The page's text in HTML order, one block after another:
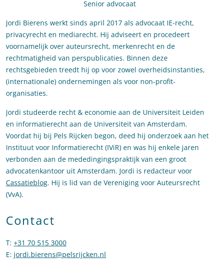
Senior advocaat
Jordi Bierens werkt sinds april 2017 als advocaat IE-recht,
privacyrecht en mediarecht. Hij adviseert en procedeert
voornamelijk over auteursrecht, merkenrecht en de
rechtmatigheid van perspublicaties. Binnen deze
rechtsgebieden treedt hij op voor zowel overheidsinstanties,
(internationale) ondernemingen als voor non-profit-
organisaties.
Jordi studeerde recht & economie aan de Universiteit Leiden
en informatierecht aan de Universiteit van Amsterdam.
Voordat hij bij Pels Rijcken begon, deed hij onderzoek aan het
Instituut voor Informatierecht (IViR) en was hij enkele jaren
verbonden aan de mededingingspraktijk van een groot
advocatenkantoor uit Amsterdam. Jordi is redacteur voor
Cassatieblog. Hij is lid van de Vereniging voor Auteursrecht
(VvA).
Contact
T: +31 70 515 3000
E: jordi.bierens@pelsrijcken.nl